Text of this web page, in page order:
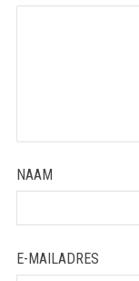
NAAM
E-MAILADRES